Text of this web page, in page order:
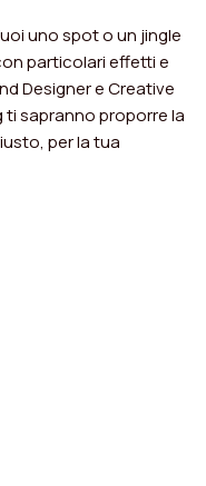
uno spot o un jingle
particolari effetti e
Designer e Creative
sapranno proporre la
per la tua